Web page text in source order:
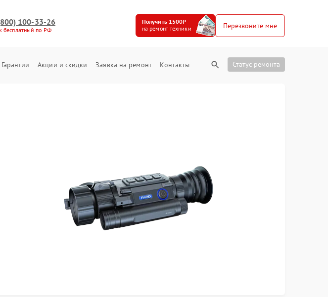
100-33-26
бесплатный по РФ
Получить 1500₽
на ремонт техники
Перезвоните мне
Гарантии Акции и скидки Заявка на ремонт Контакты Статус ремонта